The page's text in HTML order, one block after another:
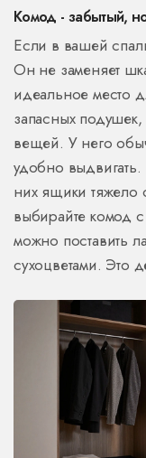
Комод - забытый,
Если в вашей
Он не заменяет
идеальное место
запасных
вещей. У него
удобно
них ящики тяжело
выбирайте комод
можно поставить
сухоцветами. Это